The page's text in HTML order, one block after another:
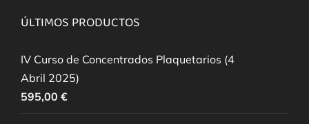
ÚLTIMOS PRODUCTOS
IV Curso de Concentrados Plaquetarios (4
Abril 2025)
595,00 €